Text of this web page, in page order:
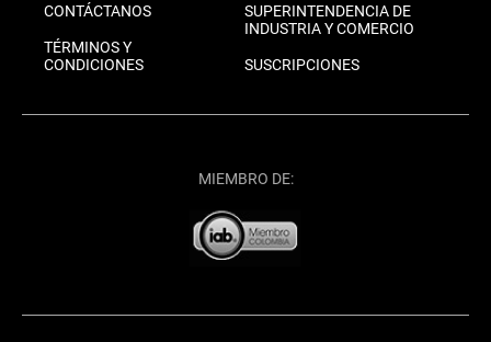
CONTÁCTANOS
TÉRMINOS Y
CONDICIONES
SUPERINTENDENCIA DE
INDUSTRIA Y COMERCIO
SUSCRIPCIONES
MIEMBRO DE: